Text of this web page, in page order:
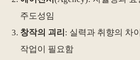
주도성임
창작의 괴리 : 실력과 취향의 차
작업이 필요함